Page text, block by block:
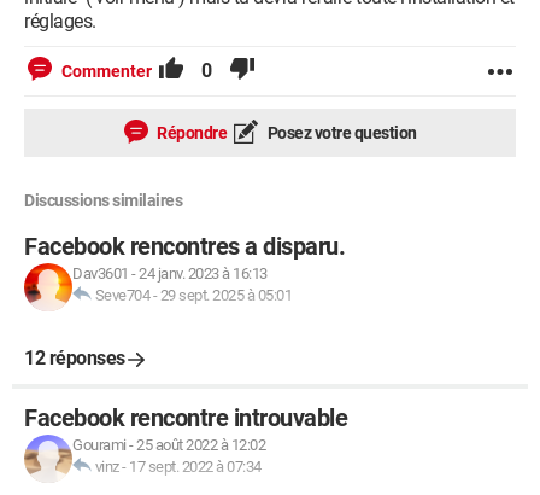
réglages.
Commenter 0
Répondre Posez votre question
Discussions similaires
Facebook rencontres a disparu.
Dav3601 -24 janv. 2023 à 16:13
Seve704-29 sept. 2025 à 05:01
12 réponses
Facebook rencontre introuvable
Gourami -25 août 2022 à 12:02
vinz- 17 sept. 2022 à 07:34